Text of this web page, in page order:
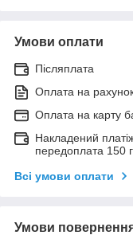
Умови оплати
Післяплата
Оплата на
Оплата на карту
Накладений
передоплата 150
Всі умови оплати
Умови